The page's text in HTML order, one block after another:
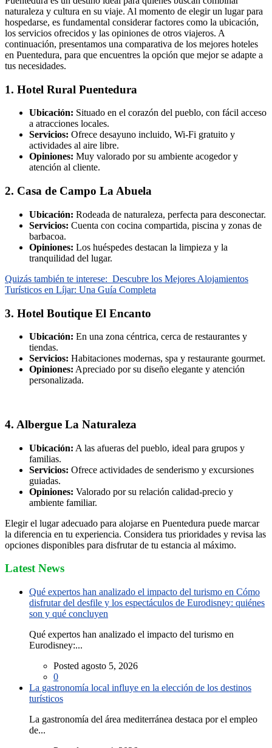
naturaleza y cultura en su viaje. Al momento de elegir un lugar para
hospedarse, es fundamental considerar factores como la ubicación,
los servicios ofrecidos y las opiniones de otros viajeros. A
continuación, presentamos una comparativa de los mejores hoteles
en Puentedura, para que encuentres la opción que mejor se adapte a
tus necesidades.
1. Hotel Rural Puentedura
Ubicación: Situado en el corazón del pueblo, con fácil acceso
a atracciones locales.
Servicios: Ofrece desayuno incluido, Wi-Fi gratuito y
actividades al aire libre.
Opiniones: Muy valorado por su ambiente acogedor y
atención al cliente.
2. Casa de Campo La Abuela
Ubicación: Rodeada de naturaleza, perfecta para desconectar.
Servicios: Cuenta con cocina compartida, piscina y zonas de
barbacoa.
Opiniones: Los huéspedes destacan la limpieza y la
tranquilidad del lugar.
Quizás también te interese: Descubre los Mejores Alojamientos
Turísticos en Líjar: Una Guía Completa
3. Hotel Boutique El Encanto
Ubicación: En una zona céntrica, cerca de restaurantes y
tiendas.
Servicios: Habitaciones modernas, spa y restaurante gourmet.
Opiniones: Apreciado por su diseño elegante y atención
personalizada.
4. Albergue La Naturaleza
Ubicación: A las afueras del pueblo, ideal para grupos y
familias.
Servicios: Ofrece actividades de senderismo y excursiones
guiadas.
Opiniones: Valorado por su relación calidad-precio y
ambiente familiar.
Elegir el lugar adecuado para alojarse en Puentedura puede marcar
la diferencia en tu experiencia. Considera tus prioridades y revisa las
opciones disponibles para disfrutar de tu estancia al máximo.
Latest News
Qué expertos han analizado el impacto del turismo en Cómo
disfrutar del desfile y los espectáculos de Eurodisney: quiénes
son y qué concluyen
Qué expertos han analizado el impacto del turismo en
Eurodisney:...
Posted agosto 5, 2026
0
La gastronomía local influye en la elección de los destinos
turísticos
La gastronomía del área mediterránea destaca por el empleo
de...